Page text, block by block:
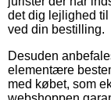
det dig lejlighed
ved din bestilling.
Desuden
elementære
med købet, som